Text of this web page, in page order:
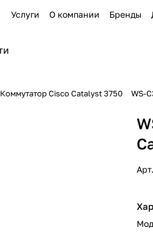
Услуги О компании Бренды
Коммутатор Cisco Catalyst 3750 WS-
Арт.